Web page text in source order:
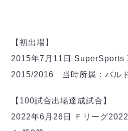
バサジィ大分
選手の通算記録（Ｆ２）
ヴォスクオーレ仙台
マルバ水戸FC
リガーレヴィア葛飾
【初出場】
2015年7月11日 SuperSports
2015/2016 当時所属：バル
【100試合出場達成試合】
2022年6月26日 Ｆリーグ